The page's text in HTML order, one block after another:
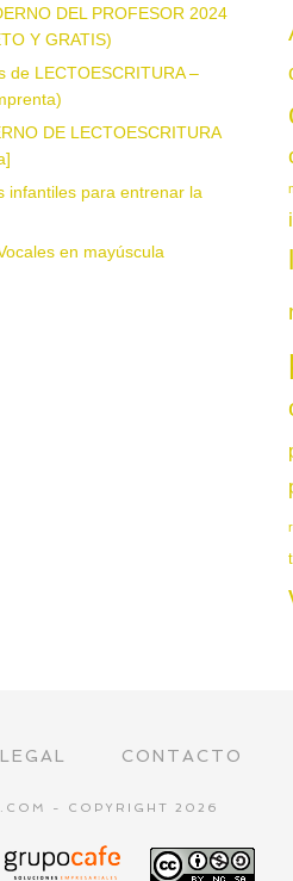
DEL PROFESOR 2024
Y GRATIS)
de LECTOESCRITURA –
DE LECTOESCRITURA
infantiles para entrenar la
en mayúscula
CONTACTO
- COPYRIGHT 2026